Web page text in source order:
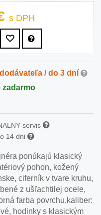
s DPH
/ do 3 dní
zadarmo
servis
14 dni
ponúkajú klasický
pohon, kožený
ciferník v tvare kruhu,
z ušľachtilej ocele,
farba povrchu,kaliber:
hodinky s klasickým